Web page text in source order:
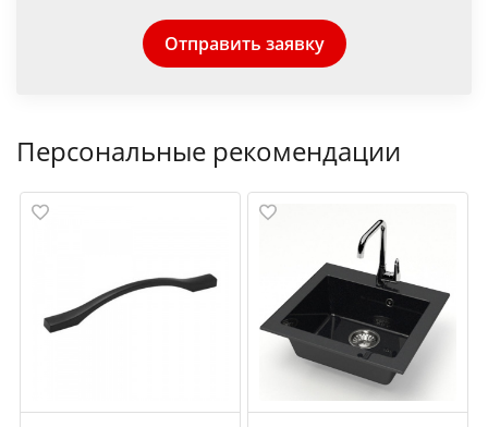
Отправить заявку
Персональные рекомендации